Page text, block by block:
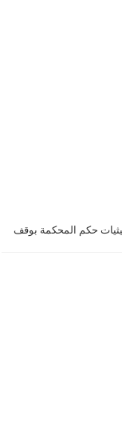
حكم المحكمة بوقف